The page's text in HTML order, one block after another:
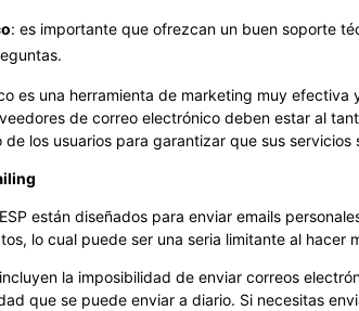
: es importante que ofrezcan un buen soporte
es una herramienta de marketing muy
de correo electrónico deben estar al
los usuarios para garantizar que sus
están diseñados para enviar emails
lo cual puede ser una seria limitante al hacer
la imposibilidad de enviar correos
que se puede enviar a diario. Si necesitas